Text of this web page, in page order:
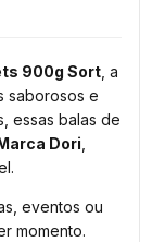
900g Sort , a
saborosos e
essas balas de
Dori
eventos ou
momento.